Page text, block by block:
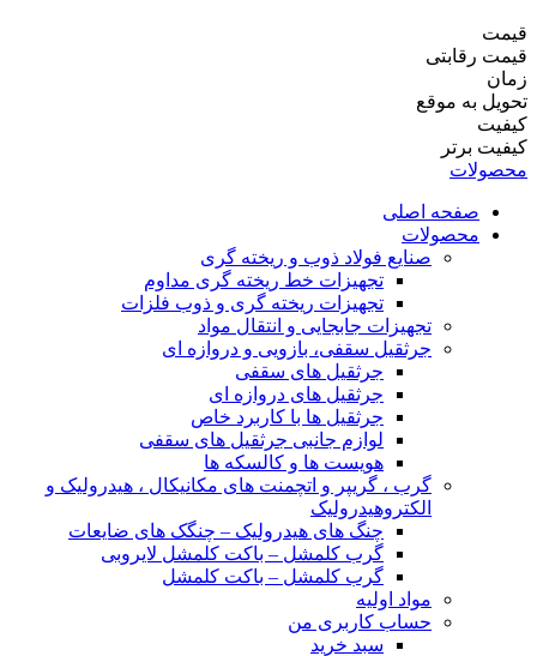
قیمت
قیمت رقابتی
زمان
تحویل به موقع
کیفیت
کیفیت برتر
محصولات
صفحه اصلی
محصولات
صنایع فولاد ذوب و ریخته گری
تجهیزات خط ریخته گری مداوم
تجهیزات ریخته گری و ذوب فلزات
تجهیزات جابجایی و انتقال مواد
جرثقیل سقفی، بازویی و دروازه ای
جرثقیل های سقفی
جرثقیل های دروازه ای
جرثقیل ها با کاربرد خاص
لوازم جانبی جرثقیل های سقفی
هویست ها و کالسکه ها
گرب ، گریپر و اتچمنت های مکانیکال ، هیدرولیک و
الکتروهیدرولیک
چنگ های هیدرولیک – چنگک های ضایعات
گرب کلمشل – باکت کلمشل لایروبی
گرب کلمشل – باکت کلمشل
مواد اولیه
حساب کاربری من
سبد خرید